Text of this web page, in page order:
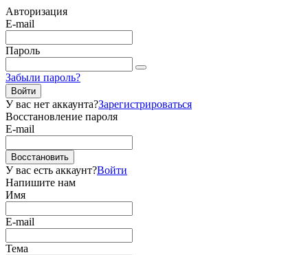
Авторизация
E-mail
Пароль
Забыли пароль?
Войти
У вас нет аккаунта?Зарегистрироваться
Восстановление пароля
E-mail
Восстановить
У вас есть аккаунт?Войти
Напишите нам
Имя
E-mail
Тема